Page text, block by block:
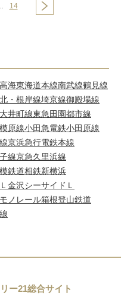
14
海東海道本線南武線鶴見線
・根岸線埼京線御殿場線
井町線東急田園都市線
原線小田急電鉄小田原線
京浜急行電鉄本線
線京急久里浜線
鉄道相鉄新横浜
金沢シーサイドＬ
ノレール箱根登山鉄道
ー21総合サイト